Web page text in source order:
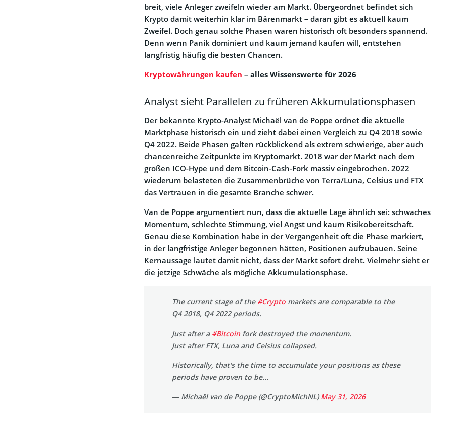
breit, viele Anleger zweifeln wieder am Markt. Übergeordnet befindet sich
Krypto damit weiterhin klar im Bärenmarkt – daran gibt es aktuell kaum
Zweifel. Doch genau solche Phasen waren historisch oft besonders spannend.
Denn wenn Panik dominiert und kaum jemand kaufen will, entstehen
langfristig häufig die besten Chancen.
Kryptowährungen kaufen – alles Wissenswerte für 2026
Analyst sieht Parallelen zu früheren Akkumulationsphasen
Der bekannte Krypto-Analyst Michaël van de Poppe ordnet die aktuelle
Marktphase historisch ein und zieht dabei einen Vergleich zu Q4 2018 sowie
Q4 2022. Beide Phasen galten rückblickend als extrem schwierige, aber auch
chancenreiche Zeitpunkte im Kryptomarkt. 2018 war der Markt nach dem
großen ICO-Hype und dem Bitcoin-Cash-Fork massiv eingebrochen. 2022
wiederum belasteten die Zusammenbrüche von Terra/Luna, Celsius und FTX
das Vertrauen in die gesamte Branche schwer.
Van de Poppe argumentiert nun, dass die aktuelle Lage ähnlich sei: schwaches
Momentum, schlechte Stimmung, viel Angst und kaum Risikobereitschaft.
Genau diese Kombination habe in der Vergangenheit oft die Phase markiert,
in der langfristige Anleger begonnen hätten, Positionen aufzubauen. Seine
Kernaussage lautet damit nicht, dass der Markt sofort dreht. Vielmehr sieht er
die jetzige Schwäche als mögliche Akkumulationsphase.
The current stage of the #Crypto markets are comparable to the
Q4 2018, Q4 2022 periods.
Just after a #Bitcoin fork destroyed the momentum.
Just after FTX, Luna and Celsius collapsed.
Historically, that's the time to accumulate your positions as these
periods have proven to be…
— Michaël van de Poppe (@CryptoMichNL)May 31, 2026